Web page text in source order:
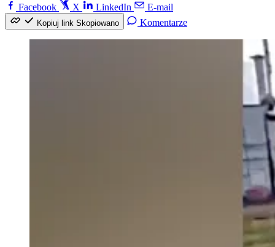
Facebook
X LinkedIn E-mail
Kopiuj link Skopiowano Komentarze